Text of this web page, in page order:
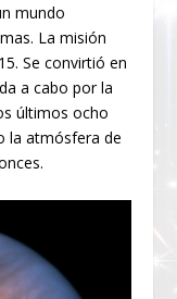
mundo
La misión
Se convirtió en
a cabo por la
últimos ocho
la atmósfera de